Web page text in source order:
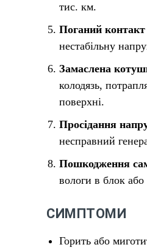
тис. км.
Поганий
нестабільну
Замаслена
колодязь,
поверхні.
Просідання
несправний
Пошкодження
вологи в блок
СИМПТОМИ
Горить або